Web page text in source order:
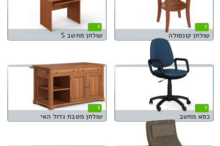
1
שולחן קונסולה
1
שולחן מחשב S
1
כסא מחשב
1
שולחן מטבח גדול האי